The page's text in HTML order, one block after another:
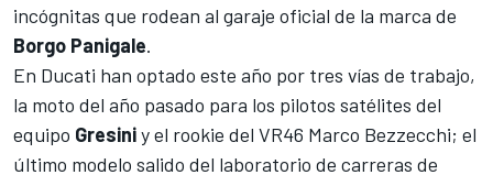
incógnitas que rodean al garaje oficial de la marca de
Borgo Panigale.
En Ducati han optado este año por tres vías de trabajo,
la moto del año pasado para los pilotos satélites del
equipo Gresiniy el rookie del VR46 Marco Bezzecchi; el
último modelo salido del laboratorio de carreras de